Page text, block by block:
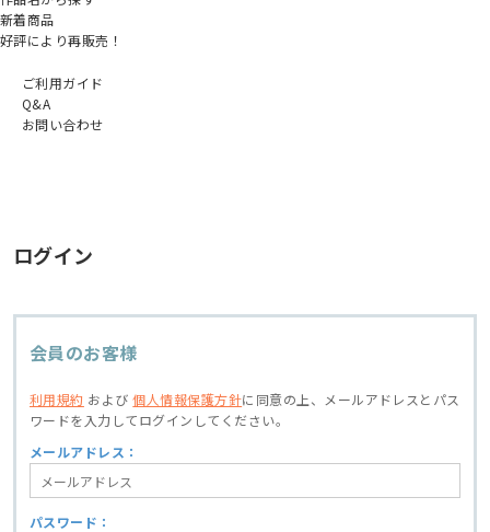
新着商品
好評により再販売！
ご利用ガイド
Q&A
お問い合わせ
ログイン
会員のお客様
利用規約 および個人情報保護方針に同意の上、
メールアドレスとパス
ワードを入力してログインしてください。
メールアドレス：
パスワード：